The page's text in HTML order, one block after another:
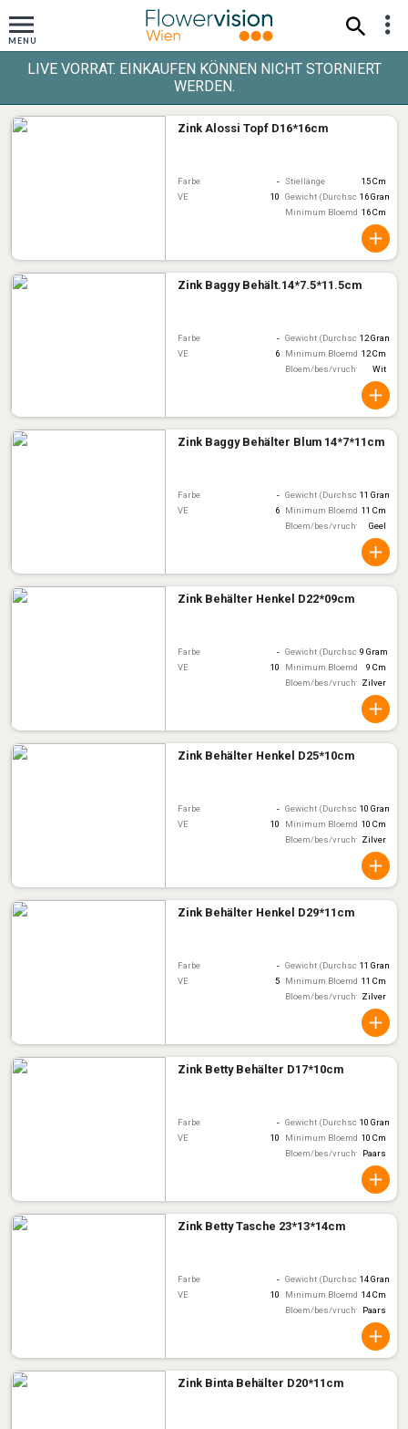
LIVE VORRAT. EINKAUFEN KÖNNEN NICHT STORNIERT
WERDEN.
Zink Alossi Topf D16*16cm
Farbe - Stiellänge
15 Cm
VE
10 Gewicht (Durchschnitt)
16 Gram
Minimum Bloemdiameter
16 Cm
Zink Baggy Behält.14*7.5*11.5cm
Farbe - Gewicht (Durchschnitt)
12 Gram
VE
6 Minimum Bloemdiameter
12 Cm
Bloem/bes/vruchtkleurWit
Zink Baggy Behälter Blum 14*7*11cm
Farbe - Gewicht (Durchschnitt)
11 Gram
VE
6 Minimum Bloemdiameter
11 Cm
Bloem/bes/vruchtkleur
Geel
Zink Behälter Henkel D22*09cm
Farbe - Gewicht (Durchschnitt)
9 Gram
VE
10 Minimum Bloemdiameter
9 Cm
Bloem/bes/vruchtkleur
Zilver
Zink Behälter Henkel D25*10cm
Farbe - Gewicht (Durchschnitt)
10 Gram
VE
10 Minimum Bloemdiameter
10 Cm
Bloem/bes/vruchtkleur
Zilver
Zink Behälter Henkel D29*11cm
Farbe - Gewicht (Durchschnitt)
11 Gram
VE
5 Minimum Bloemdiameter
11 Cm
Bloem/bes/vruchtkleur
Zilver
Zink Betty Behälter D17*10cm
Farbe - Gewicht (Durchschnitt)
10 Gram
VE
10 Minimum Bloemdiameter
10 Cm
Bloem/bes/vruchtkleur
Paars
Zink Betty Tasche 23*13*14cm
Farbe - Gewicht (Durchschnitt)
14 Gram
VE
10 Minimum Bloemdiameter
14 Cm
Bloem/bes/vruchtkleur
Paars
Zink Binta Behälter D20*11cm